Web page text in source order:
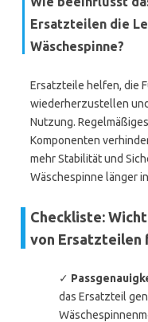
Ersatzteilen die
Wäschespinne?
Ersatzteile helfen, die
wiederherzustellen
Nutzung.
Komponenten
mehr Stabilität und
Wäschespinne länger
Checkliste:
von Ersatzteilen
✓
das Ersatzteil